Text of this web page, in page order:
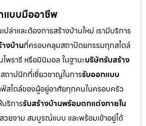
บบมืออาชีพ
ล่าและต้องการสร้างบ้านใหม่ เรามีบริการ
งบ้านที่ครอบคลุมสถาปัตยกรรมทุกสไตล์
พรารี หรือมินิมอล ในฐานะบริษัทรับสร้าง
ถาปนิกที่เชี่ยวชาญในการรับออกแบบ
ฟ์สไตล์ของผู้อยู่อาศัยทุกคนในครอบครัว
ริการรับสร้างบ้านพร้อมตกแต่งภายใน
วยงาม สมบูรณ์แบบ และพร้อมเข้าอยู่ได้